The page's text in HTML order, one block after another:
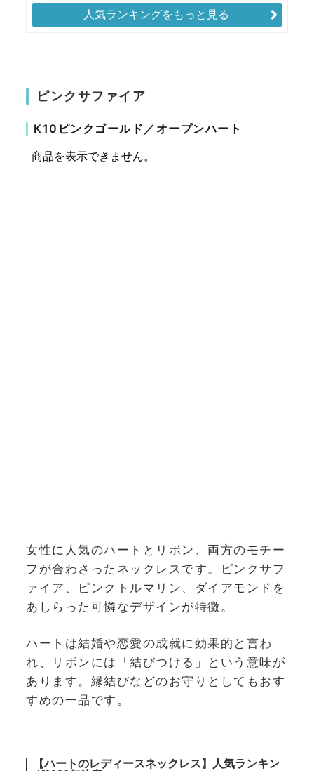
人気ランキングをもっと見る
ピンクサファイア
K10ピンクゴールド／オープンハート
女性に人気のハートとリボン、両方のモチー
フが合わさったネックレスです。ピンクサフ
ァイア、ピンクトルマリン、ダイアモンドを
あしらった可憐なデザインが特徴。
ハートは結婚や恋愛の成就に効果的と言わ
れ、リボンには「結びつける」という意味が
あります。縁結びなどのお守りとしてもおす
すめの一品です。